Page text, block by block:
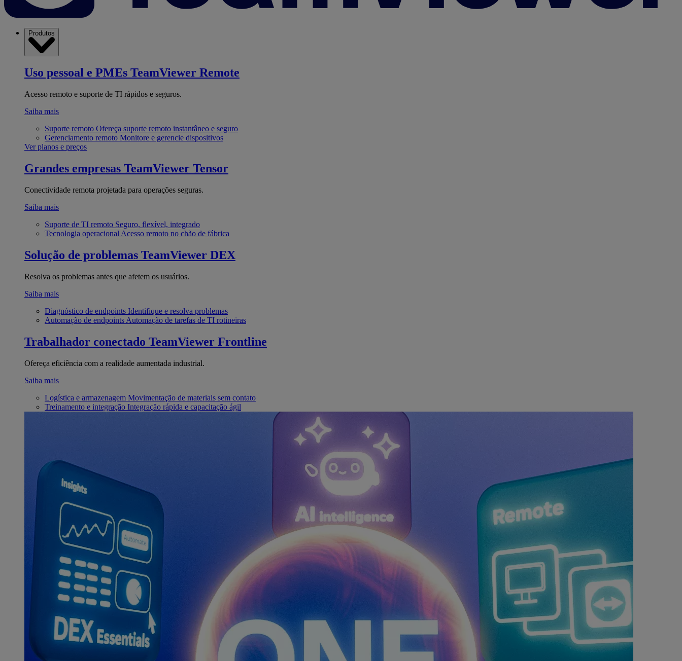
Produtos
Uso pessoal e PMEs TeamViewer Remote
Acesso remoto e suporte de TI rápidos e seguros.
Saiba mais
Suporte remoto Ofereça suporte remoto instantâneo e seguro
Gerenciamento remoto Monitore e gerencie dispositivos
Ver planos e preços
Grandes empresas TeamViewer Tensor
Conectividade remota projetada para operações seguras.
Saiba mais
Suporte de TI remoto Seguro, flexível, integrado
Tecnologia operacional Acesso remoto no chão de fábrica
Solução de problemas TeamViewer DEX
Resolva os problemas antes que afetem os usuários.
Saiba mais
Diagnóstico de endpoints Identifique e resolva problemas
Automação de endpoints Automação de tarefas de TI rotineiras
Trabalhador conectado TeamViewer Frontline
Ofereça eficiência com a realidade aumentada industrial.
Saiba mais
Logística e armazenagem Movimentação de materiais sem contato
Treinamento e integração Integração rápida e capacitação ágil